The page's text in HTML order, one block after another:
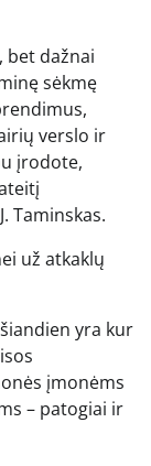
bet dažnai
sėkmę
verslo ir
įrodote,
Taminskas.
už atkaklų
yra kur
įmonėms
– patogiai ir